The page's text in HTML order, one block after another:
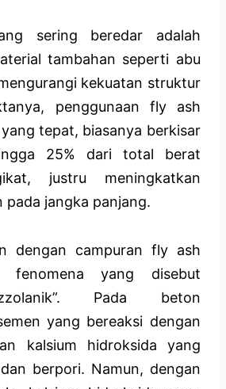
sering beredar adalah
tambahan seperti abu
kekuatan struktur
penggunaan fly ash
tepat, biasanya berkisar
25% dari total berat
justru meningkatkan
jangka panjang.
dengan campuran fly ash
fenomena yang disebut
Pada beton
yang bereaksi dengan
kalsium hidroksida yang
berpori. Namun, dengan